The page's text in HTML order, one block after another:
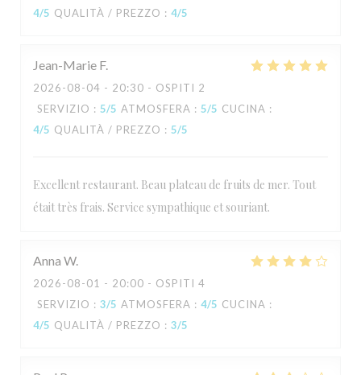
4/5 QUALITÀ / PREZZO : 4/5
Jean-Marie F
2026-08-04 - 20:30 - OSPITI 2
SERVIZIO : 5/5 ATMOSFERA : 5/5 CUCINA :
4/5 QUALITÀ / PREZZO : 5/5
Excellent restaurant. Beau plateau de fruits de mer. Tout
était très frais. Service sympathique et souriant.
Anna W
2026-08-01 - 20:00 - OSPITI 4
SERVIZIO : 3/5 ATMOSFERA : 4/5 CUCINA :
4/5 QUALITÀ / PREZZO : 3/5